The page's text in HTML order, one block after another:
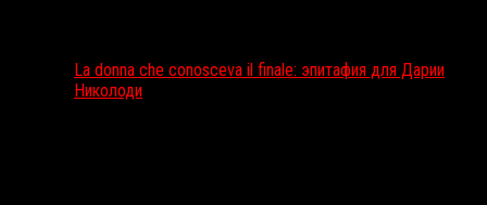
La donna che conosceva il finale: эпитафия для Дарии
Николоди